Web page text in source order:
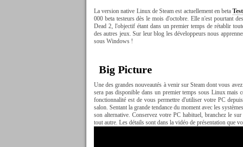
La version native Linux de Steam est actuellement en betaTest
000 beta testeurs dès le mois d'octobre. Elle n'est pourtant
Dead 2, l'objectif étant dans un premier temps de rétablir
des autres jeux. Sur leur blog les développeurs nous
sous Windows !
Big Picture
Une des grandes nouveautés à venir sur Steam dont vous
sera pas disponible dans un premier temps sous Linux mais
fonctionnalité est de vous permettre d'utiliser votre PC
salon. Sentant la grande tendance du moment avec les
son alternative. Conservez votre PC habituel, branchez le
tout autre. Les détails sont dans la vidéo de présentation que